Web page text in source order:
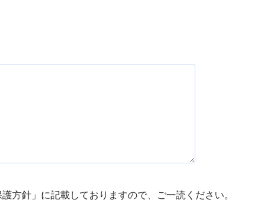
方針」に記載しておりますので、ご一読ください。